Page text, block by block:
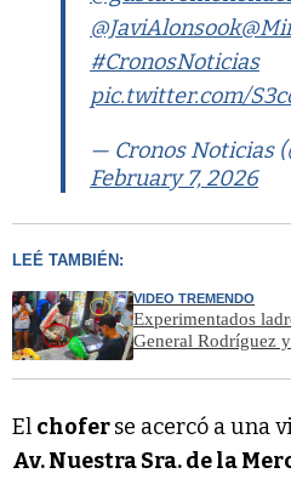
@JaviAlonsook
#CronosNoticias
pic.twitter.com/
— Cronos Noticias
February 7, 2026
LEÉ TAMBIÉN:
VIDEO TREMENDO
Experimentados
General Rodríguez
El choferse acercó a una
Av. Nuestra Sra. de la